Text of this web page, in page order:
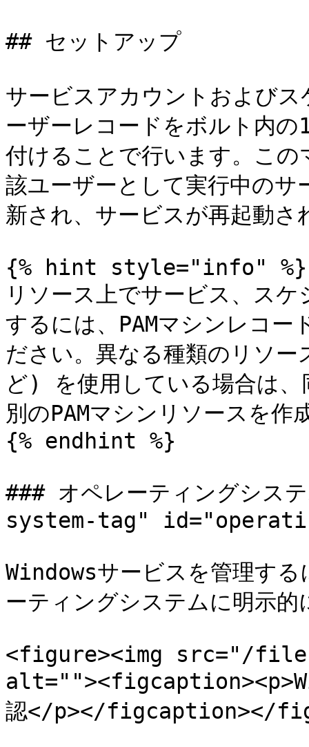
## セットアップ
サービスアカウントおよびス
ーザーレコードをボルト内の
付けることで行います。こ
該ユーザーとして実行中の
新され、サービスが再起動さ
{% hint style="info" %}
リソース上でサービス、ス
するには、PAMマシンレコ
ださい。異なる種類のリソ
ど) を使用している場合は、
別のPAMマシンリソースを
{% endhint %}
### オペレーティングシ
system-tag"
Windowsサービスを管理する
ーティングシステムに明示
<figure><img src="/files/
認</p></figcaption></